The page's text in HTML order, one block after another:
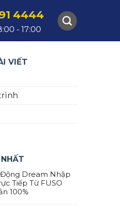
4444
- 17:00
VIẾT
Động Dream Nhập
Tiếp Từ FUSO
100%